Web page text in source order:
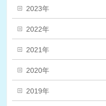
2023年
2022年
2021年
2020年
2019年